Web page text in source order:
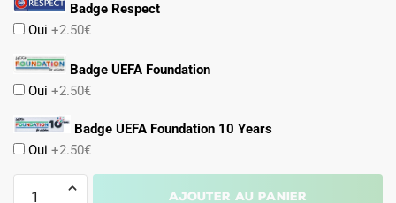
Badge Respect
Oui +2.50€
Badge UEFA Foundation
Oui +2.50€
Badge UEFA Foundation 10 Years
Oui +2.50€
Ajouter au panier